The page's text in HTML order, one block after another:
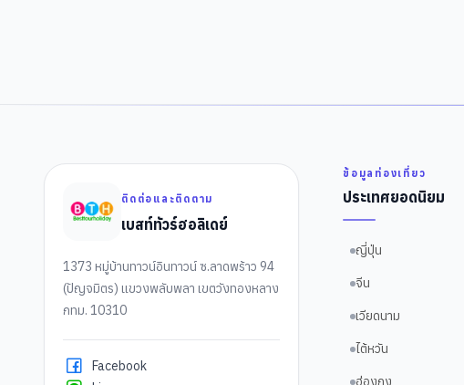
ติดต่อและติดตาม
เบสท์ทัวร์ฮอลิเดย์
1373 หมู่บ้านทาวน์อินทาวน์ ซ.ลาดพร้าว 94
(ปัญจมิตร) แขวงพลับพลา เขตวังทองหลาง
กทม. 10310
Facebook
ข้อมูลท่องเที่ยว
ประเทศยอดนิยม
ญี่ปุ่น
จีน
เวียดนาม
ไต้หวัน
ฮ่องกง